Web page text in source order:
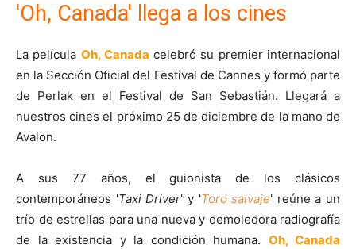
'Oh, Canada' llega a los cines
La película Oh, Canada celebró su premier internacional
en la Sección Oficial del Festival de Cannes y formó parte
de Perlak en el Festival de San Sebastián. Llegará a
nuestros cines el próximo 25 de diciembre de la mano de
Avalon.
A sus 77 años, el guionista de los clásicos
contemporáneos 'Taxi Driver' y 'Toro salvaje' reúne a un
trío de estrellas para una nueva y demoledora radiografía
de la existencia y la condición humana. Oh, Canada